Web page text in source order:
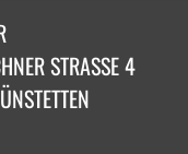
STRASSE 4